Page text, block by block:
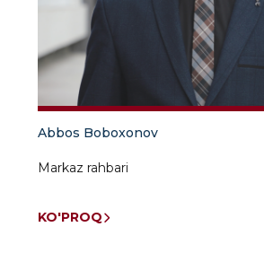
Abbos Boboxonov
Markaz rahbari
KO'PROQ